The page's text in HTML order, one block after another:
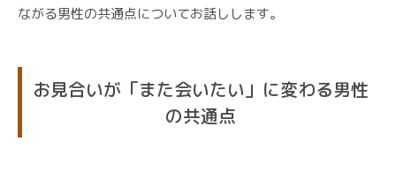
ながる男性の共通点についてお話しします。
お見合いが「また会いたい」に変わる男性
の共通点